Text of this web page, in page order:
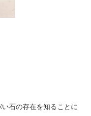
石の存在を知ることに